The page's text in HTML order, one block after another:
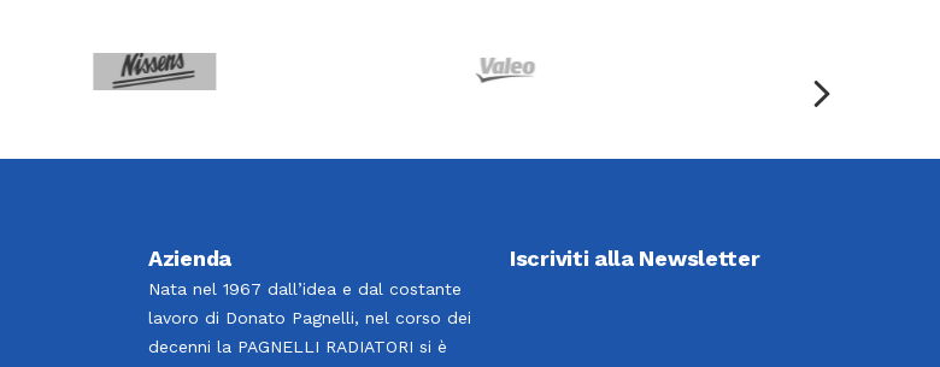
Azienda
Nata nel 1967 dall’idea e dal costante
lavoro di Donato Pagnelli, nel corso dei
decenni la PAGNELLI RADIATORI si è
Iscriviti alla Newsletter